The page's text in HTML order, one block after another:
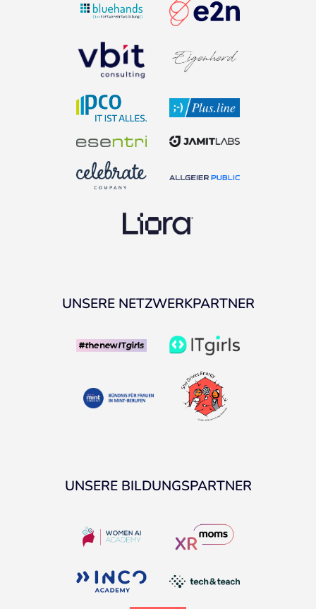
UNSERE NETZWERKPARTNER
UNSERE BILDUNGSPARTNER